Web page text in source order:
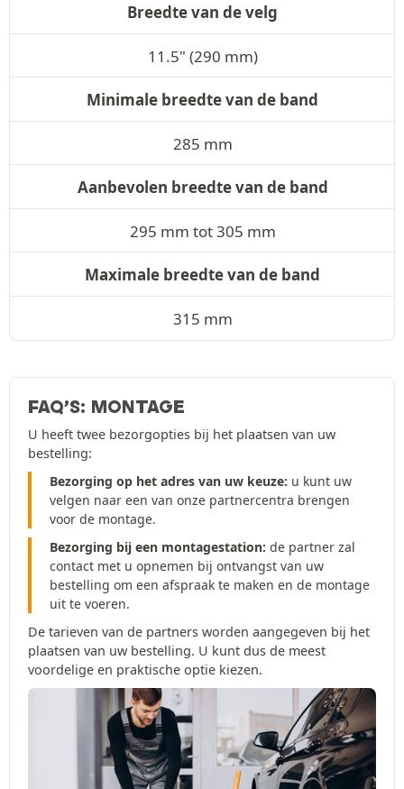
Breedte van de velg
11.5" (290 mm)
Minimale breedte van de band
285 mm
Aanbevolen breedte van de band
295 mm tot 305 mm
Maximale breedte van de band
315 mm
FAQ’S: MONTAGE
U heeft twee bezorgopties bij het plaatsen van uw
bestelling:
Bezorging op het adres van uw keuze: u kunt uw
velgen naar een van onze partnercentra brengen
voor de montage.
Bezorging bij een montagestation: de partner zal
contact met u opnemen bij ontvangst van uw
bestelling om een afspraak te maken en de montage
uit te voeren.
De tarieven van de partners worden aangegeven bij het
plaatsen van uw bestelling. U kunt dus de meest
voordelige en praktische optie kiezen.